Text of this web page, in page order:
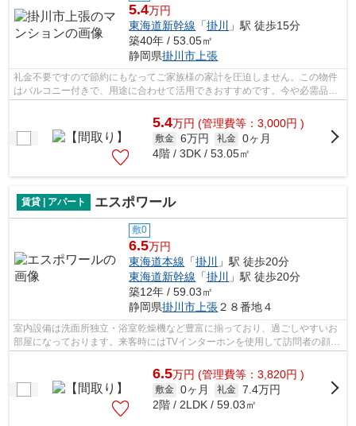
5.4万円
東海道新幹線 「掛川
」駅 徒歩15分
築40年 / 53.05㎡
静岡県掛川市 上張
礼金不要ですので節約にもなってご家族様の家計を圧迫しません。この物件
はバルコニー付きで、用途に合わせて活用できおすすめです。今や必需品と
5.4万円 (管理費等：3,000円 )
敷金 6万円 礼金 0ヶ月
4階 / 3DK / 53.05㎡
賃貸 | アパート エスポワール
敷0
6.5万円
東海道本線 「掛川
」駅 徒歩20分
東海道新幹線 「掛川
」駅 徒歩20分
築12年 / 59.03㎡
静岡県掛川市 上張２８番地４
室内設備は洗面所独立・浴室乾燥機など豊富に揃っており、過ごしやすいお
部屋になっております。来客時にはTVインターホンを使用して訪問者の顔を
確認することができるので防犯対策に...
6.5万円 (管理費等：3,820円 )
敷金 0ヶ月 礼金 7.4万円
2階 / 2LDK / 59.03㎡